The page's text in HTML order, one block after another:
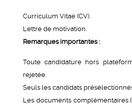
Curriculum Vitae (CV).
Lettre de motivation.
Remarques importantes :
Toute candidature hors
rejetée.
Seuls les candidats
Les documents complémentaires